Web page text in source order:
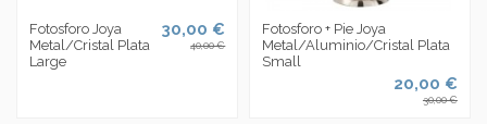
Fotosforo Joya
Metal/Cristal Plata
Large
30,00 €
40,00 €
Fotosforo + Pie Joya
Metal/Aluminio/Cristal Plata
Small
20,00 €
30,00 €